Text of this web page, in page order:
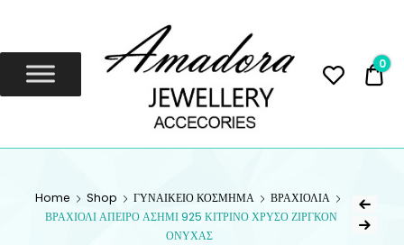
JEWELLERY
0
Home Shop ΓΥΝΑΙΚΕΙΟ ΚΟΣΜΗΜΑ
ΒΡΑΧΙΟΛΙΑ
ΒΡΑΧΙΟΛΙ ΑΠΕΙΡΟ ΑΣΗΜΙ 925 ΚΙΤΡΙΝΟ ΧΡΥΣΟ ΖΙΡΓΚΟΝ
ΟΝΥΧΑΣ